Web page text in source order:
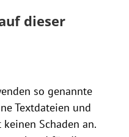
dieser
so genannte
Textdateien und
Schaden an.